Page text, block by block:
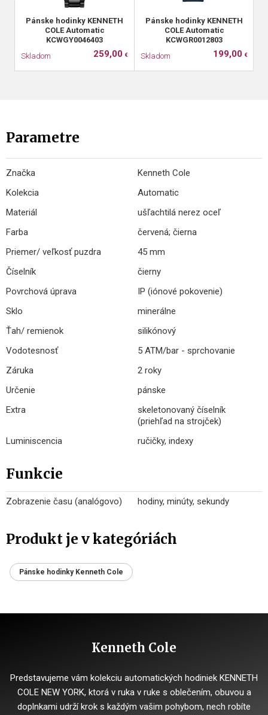
Pánske hodinky KENNETH
COLE Automatic
KCWGY0046403
Skladom
259,00 €
Pánske hodinky KENNETH
COLE Automatic
KCWGR0012803
Skladom
199,00 €
Parametre
Značka
Kenneth Cole
Kolekcia
Automatic
Materiál
ušľachtilá nerez oceľ
Farba
červená; čierna
Priemer/ veľkosť puzdra
45 mm
Číselník
čierny
Povrchová úprava
IP (iónové pokovenie)
Sklo
minerálne
Ťah/ remienok
silikónový
Vodotesnosť
5 ATM/bar - sprchovanie
Záruka
2 roky
Určenie
pánske
Extra
skeletonovaný číselník
(priehľad na strojček)
Luminiscencia
ručičky, indexy
Funkcie
Zobrazenie času (analógovo) hodiny, minúty, sekundy
Produkt je v kategóriách
Pánske hodinky Kenneth Cole
Kenneth Cole
Predstavujeme vám kolekciu automatických hodiniek KENNETH
COLE NEW YORK, ktorá v ruka v ruke s oblečením, obuvou a
doplnkami udrží krok s každým vašim pohybom, nech robíte